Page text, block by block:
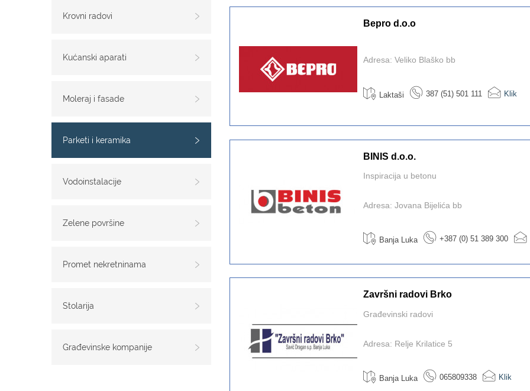
Krovni radovi
Kućanski aparati
Moleraj i fasade
Parketi i keramika
Vodoinstalacije
Zelene površine
Promet nekretninama
Stolarija
Građevinske kompanije
Bepro d.o.o
Adresa: Veliko Blaško bb
Laktaši 387 (51) 501 111 Klik
BINIS d.o.o.
Inspiracija u betonu
Adresa: Jovana Bijelića bb
Banja Luka +387 (0) 51 389 300
Završni radovi Brko
Građevinski radovi
Adresa: Relje Krilatice 5
Banja Luka 065809338 Klik